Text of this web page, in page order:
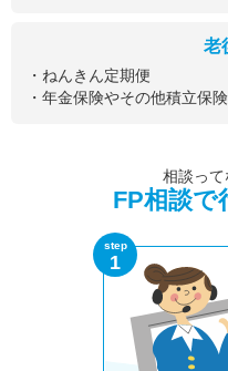
老
・ねんきん定期便
・年金保険やその他積立保
相談って
FP相談で
step
1